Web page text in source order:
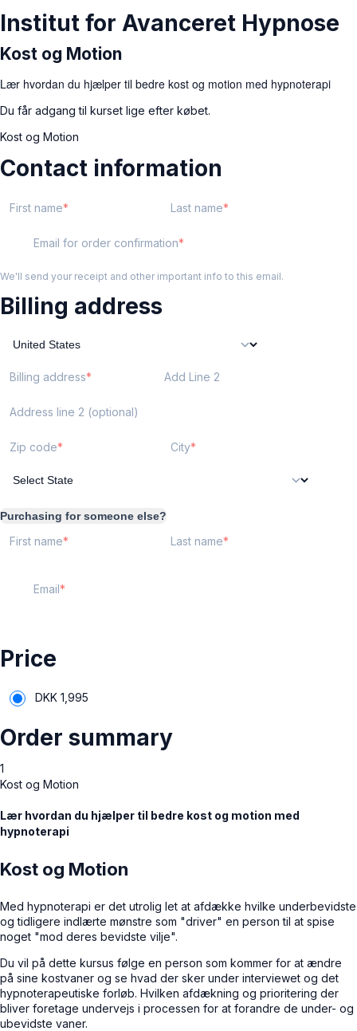
Institut for Avanceret Hypnose
Kost og Motion
Lær hvordan du hjælper til bedre kost og motion med hypnoterapi
Du får adgang til kurset lige efter købet.
Kost og Motion
Contact information
First name Last name
Email for order confirmation
We'll send your receipt and other important info to this email.
Billing address
Billing address Add Line 2
Address line 2 (optional)
Zip code City
Purchasing for someone else?
First name Last name
Email
Price
DKK 1,995
Order summary
1
Kost og Motion
Lær hvordan du hjælper til bedre kost og motion med
hypnoterapi
Kost og Motion
Med hypnoterapi er det utrolig let at afdække hvilke underbevidste
og tidligere indlærte mønstre som "driver" en person til at spise
noget "mod deres bevidste vilje".
Du vil på dette kursus følge en person som kommer for at ændre
på sine kostvaner og se hvad der sker under interviewet og det
hypnoterapeutiske forløb. Hvilken afdækning og prioritering der
bliver foretage undervejs i processen for at forandre de under- og
ubevidste vaner.